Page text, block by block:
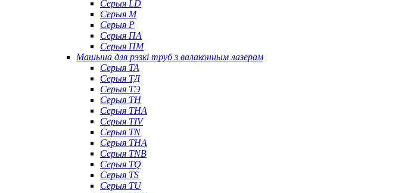
Серыя LD
Серыя М
Серыя P
Серыя ПА
Серыя ПМ
Машына для рэзкі труб з валаконным лазерам
Серыя ТА
Серыя ТД
Серыя ТЭ
Серыя TH
Серыя THA
Серыя TIV
Серыя TN
Серыя ТНА
Серыя TNB
Серыя TQ
Серыя TS
Серыя TU